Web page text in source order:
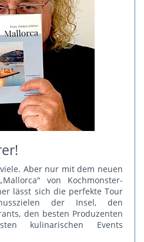
Aber nur mit dem neuen
von Kochmonster-
lässt sich die perfekte Tour
der Insel, den
den besten Produzenten
kulinarischen Events